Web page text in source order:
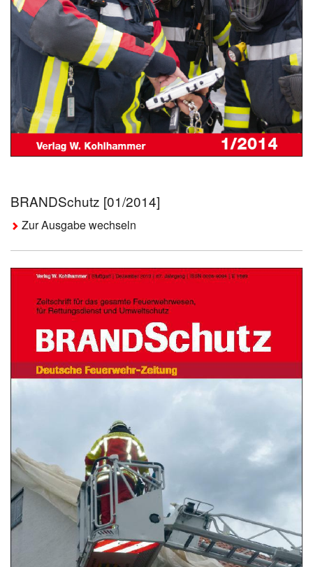
BRANDSchutz [01/2014]
Zur Ausgabe wechseln